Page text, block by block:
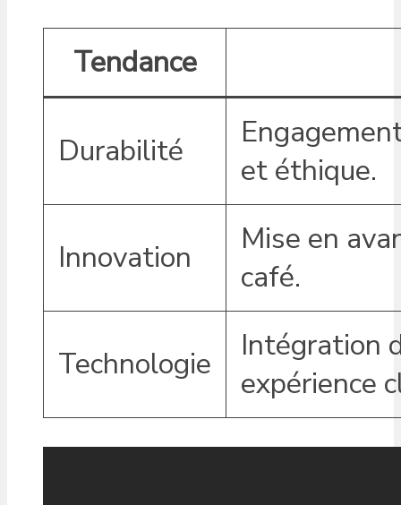
Tendance
Durabilité
et éthique.
Innovation
Mise en
café.
Technologie
Intégration
expérience